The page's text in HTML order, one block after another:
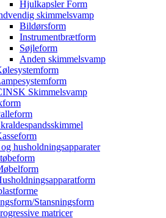
Hjulkapsler Form
skimmelsvamp
Bildørsform
Instrumentbrætform
Søjleform
Anden skimmelsvamp
Skimmelsvamp
husholdningsapparater
Stansningsform
matricer